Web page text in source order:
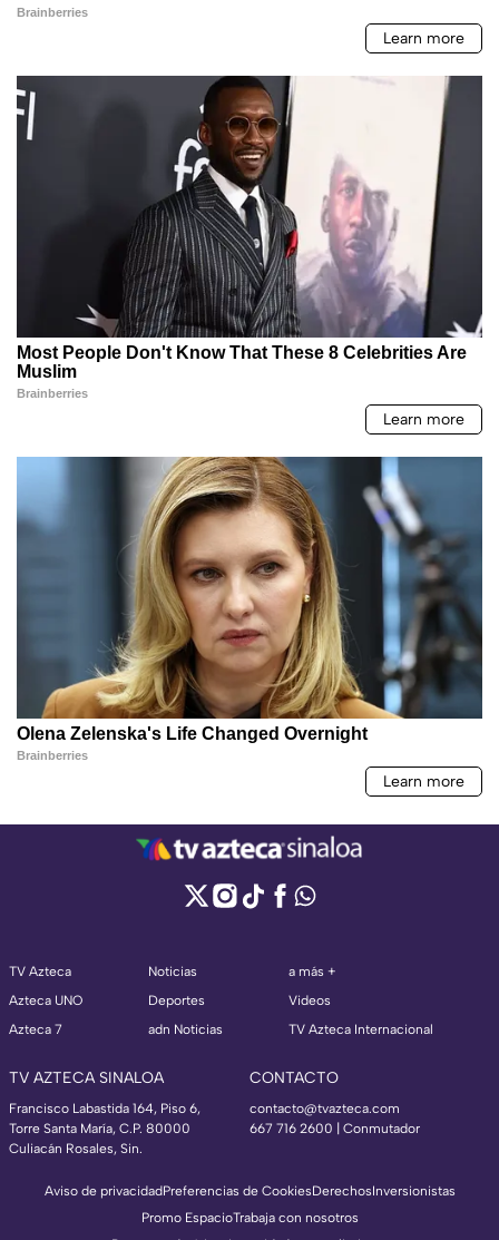
TV Azteca
Azteca UNO
Azteca 7
Noticias
Deportes
adn Noticias
a más +
Videos
TV Azteca Internacional
TV AZTECA SINALOA
Francisco Labastida 164, Piso 6,
Torre Santa María, C.P. 80000
Culiacán Rosales, Sin.
CONTACTO
contacto@tvazteca.com
667 716 2600 | Conmutador
Aviso de privacidadPreferencias de CookiesDerechosInversionistas
Promo EspacioTrabaja con nosotros